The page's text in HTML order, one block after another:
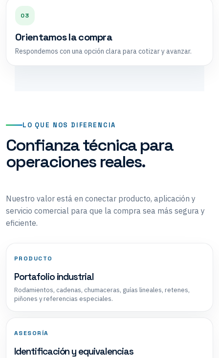
03
Orientamos la compra
Respondemos con una opción clara para cotizar y avanzar.
LO QUE NOS DIFERENCIA
Confianza técnica para
operaciones reales.
Nuestro valor está en conectar producto, aplicación y
servicio comercial para que la compra sea más segura y
eficiente.
PRODUCTO
Portafolio industrial
Rodamientos, cadenas, chumaceras, guías lineales, retenes,
piñones y referencias especiales.
ASESORÍA
Identificación y equivalencias